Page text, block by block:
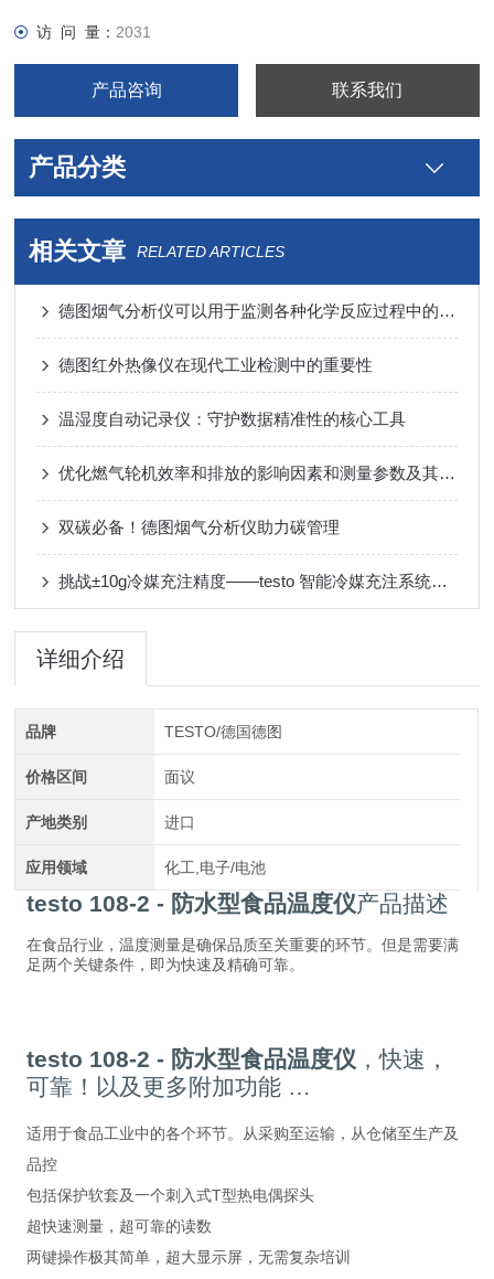
访 问 量： 2031
产品咨询 联系我们
产品分类
相关文章 RELATED ARTICLES
德图烟气分析仪可以用于监测各种化学反应过程中的气体成分
德图红外热像仪在现代工业检测中的重要性
温湿度自动记录仪：守护数据精准性的核心工具
优化燃气轮机效率和排放的影响因素和测量参数及其重要性
双碳必备！德图烟气分析仪助力碳管理
挑战±10g冷媒充注精度——testo 智能冷媒充注系统，热泵空调实验室的质量基准守护者
详细介绍
品牌 TESTO/德国德图
价格区间 面议
产地类别 进口
应用领域 化工,电子/电池
testo 108-2 - 防水型食品温度仪产品描述
在食品行业，温度测量是确保品质至关重要的环节。但是需要满
足两个关键条件，即为快速及精确可靠。
testo 108-2 - 防水型食品温度仪 ，快速，
可靠！以及更多附加功能 …
适用于食品工业中的各个环节。从采购至运输，从仓储至生产及
品控
包括保护软套及一个刺入式T型热电偶探头
超快速测量，超可靠的读数
两键操作极其简单，超大显示屏，无需复杂培训